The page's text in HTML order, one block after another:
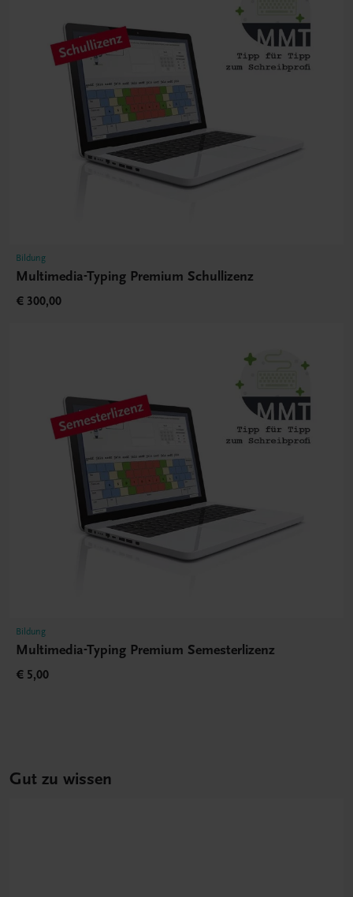
Bildung
Multimedia-Typing Premium Schullizenz
€ 300,00
Bildung
Multimedia-Typing Premium Semesterlizenz
€ 5,00
Gut zu wissen